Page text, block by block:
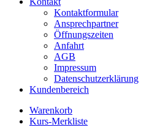
Kontaktformular
Ansprechpartner
Öffnungszeiten
Anfahrt
AGB
Impressum
Datenschutzerklärung
Kundenbereich
Warenkorb
Kurs-Merkliste